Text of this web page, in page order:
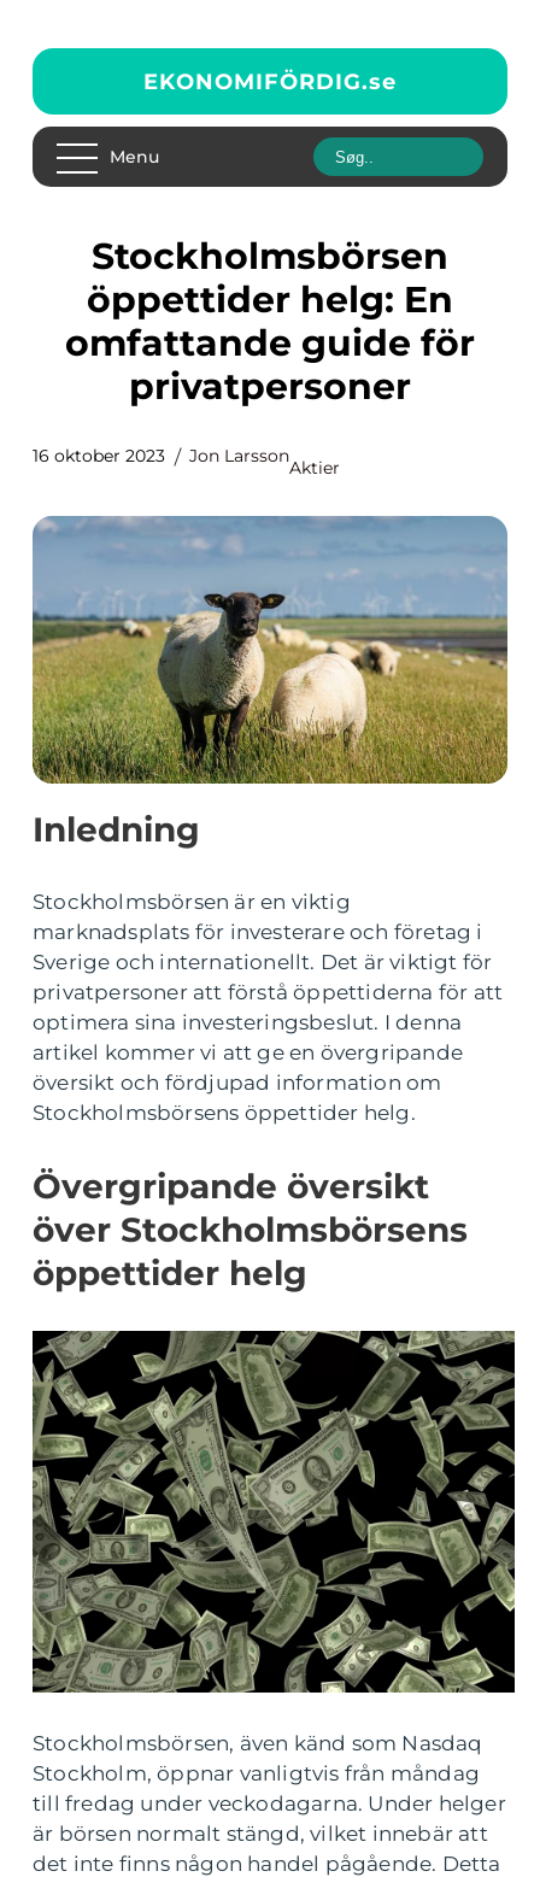
EKONOMIFÖRDIG.se
Menu
Stockholmsbörsen
öppettider helg: En
omfattande guide för
privatpersoner
16 oktober 2023 Jon Larsson
Aktier
Inledning
Stockholmsbörsen är en viktig
marknadsplats för investerare och företag i
Sverige och internationellt. Det är viktigt för
privatpersoner att förstå öppettiderna för att
optimera sina investeringsbeslut. I denna
artikel kommer vi att ge en övergripande
översikt och fördjupad information om
Stockholmsbörsens öppettider helg.
Övergripande översikt
över Stockholmsbörsens
öppettider helg
Stockholmsbörsen, även känd som Nasdaq
Stockholm, öppnar vanligtvis från måndag
till fredag under veckodagarna. Under helger
är börsen normalt stängd, vilket innebär att
det inte finns någon handel pågående. Detta